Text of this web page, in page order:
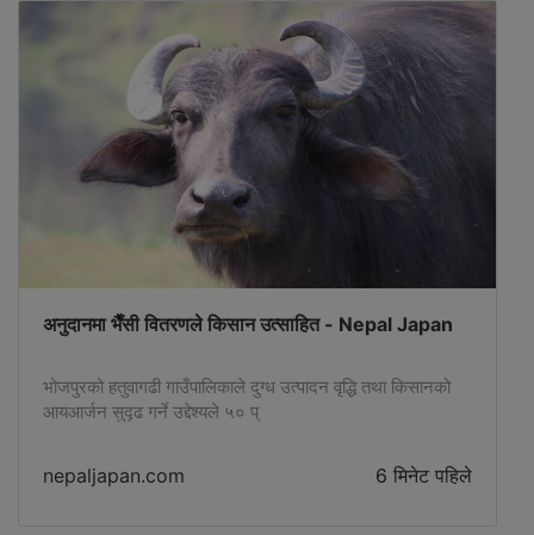
अनुदानमा भैँसी वितरणले किसान उत्साहित - Nepal Japan
भोजपुरको हतुवागढी गाउँपालिकाले दुग्ध उत्पादन वृद्धि तथा किसानको
आयआर्जन सुदृढ गर्ने उद्देश्यले ५० प्
nepaljapan.com 6 मिनेट पहिले